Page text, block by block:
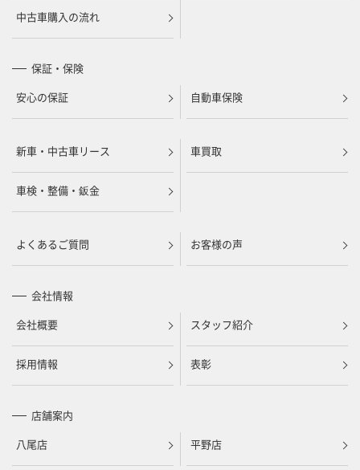
中古車購入の流れ
保証・保険
安心の保証
自動車保険
新車・中古車リース 車買取
車検・整備・鈑金
よくあるご質問 お客様の声
会社情報
会社概要
スタッフ紹介
採用情報 表彰
店舗案内
八尾店
平野店